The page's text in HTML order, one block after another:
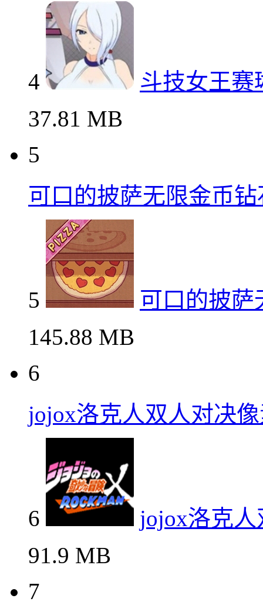
4
斗技女王赛
37.81 MB
5
可口的披萨无限金币
5
可口的披萨
145.88 MB
6
jojox洛克人双人对决
6
jojox洛克
91.9 MB
7